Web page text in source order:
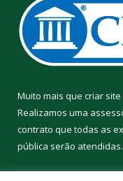
Muito mais que criar site
Realizamos uma
contrato que todas as
pública serão atendidas.